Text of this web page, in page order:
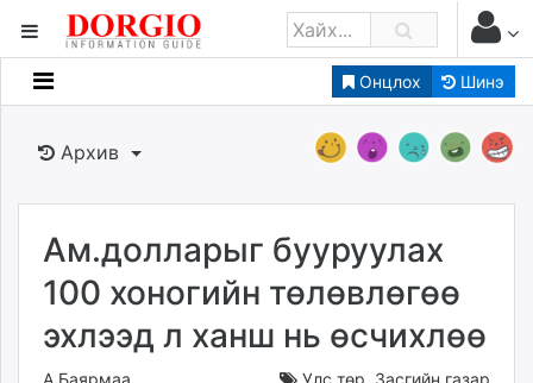
Онцлох Шинэ
Мэдээллийн
Банк санхүү
Бизнес ААН
Төрийн
Нийслэлийн
dorgio.mn
Gogo.mn
Архив
Ам.долларыг бууруулах
100 хоногийн төлөвлөгөө
эхлээд л ханш нь өсчихлөө
А.Баярмаа Улс төр, Засгийн газар